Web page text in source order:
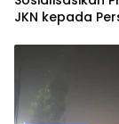
JKN kepada